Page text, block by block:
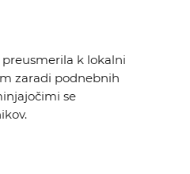
k lokalni
zaradi podnebnih
se